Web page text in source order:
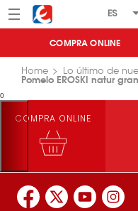
Menú Eroski
COMPRA ONLINE
Home Lo último de
Pomelo EROSKI natur
0
COMPRA ONLINE